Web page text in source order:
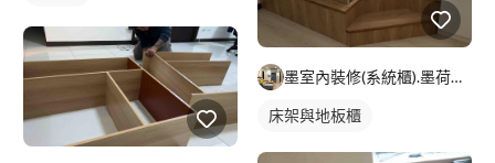
墨室內裝修(系統櫃).墨荷空間設計有限公司
床架與地板櫃